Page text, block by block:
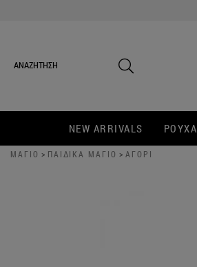
NEW ARRIVALS ΡΟΥΧΑ
ΜΑΓΙΟ > ΠΑΙΔΙΚΑ ΜΑΓΙΟ > ΑΓΟΡΙ